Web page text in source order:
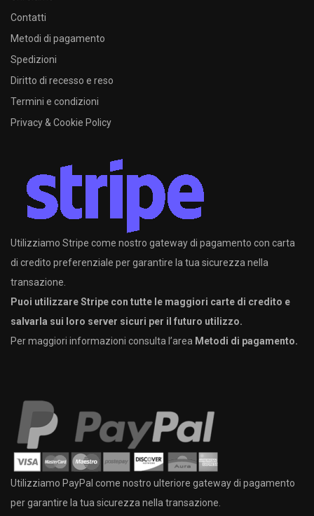
Contatti
Metodi di pagamento
Spedizioni
Diritto di recesso e reso
Termini e condizioni
Privacy & Cookie Policy
Utilizziamo Stripe come nostro gateway di pagamento con carta
di credito preferenziale per garantire la tua sicurezza nella
transazione.
Puoi utilizzare Stripe con tutte le maggiori carte di credito e
salvarla sui loro server sicuri per il futuro utilizzo.
Per maggiori informazioni consulta l’area Metodi di pagamento.
Utilizziamo PayPal come nostro ulteriore gateway di pagamento
per garantire la tua sicurezza nella transazione.